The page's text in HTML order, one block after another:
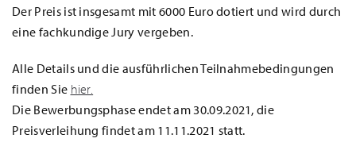
Der Preis ist insgesamt mit 6000 Euro dotiert und wird durch
eine fachkundige Jury vergeben.
Alle Details und die ausführlichen Teilnahmebedingungen
finden Sie hier.
Die Bewerbungsphase endet am 30.09.2021, die
Preisverleihung findet am 11.11.2021 statt.